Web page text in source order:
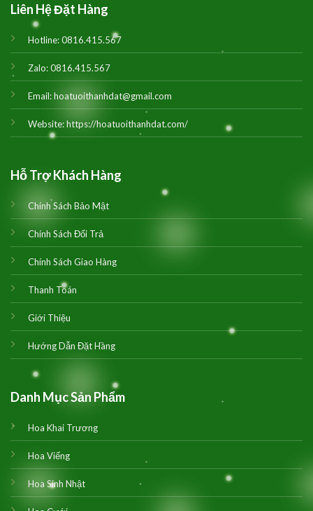
Liên Hệ Đặt Hàng
Hotline:0816.415.567
Zalo:0816.415.567
Email:hoatuoithanhdat@gmail.com
Website:https://hoatuoithanhdat.com/
Hỗ Trợ Khách Hàng
Chính Sách Bảo Mật
Chính Sách Đổi Trả
Chính Sách Giao Hàng
Thanh Toán
Giới Thiệu
Hướng Dẫn Đặt Hàng
Danh Mục Sản Phẩm
Hoa Khai Trương
Hoa Viếng
Hoa Sinh Nhật